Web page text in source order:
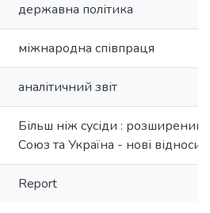
державна політика
міжнародна співпраця
аналітичний звіт
Більш ніж сусіди :
Союз та Україна - нові
Report